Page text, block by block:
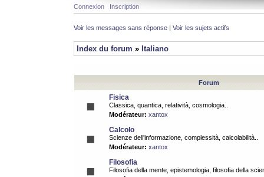
Connexion Inscription
Voir les messages sans réponse | Voir les sujets actifs
Index du forum » Italiano
Forum
Fisica
Classica, quantica, relatività, cosmologia..
Modérateur: xantox
Calcolo
Scienze dell'informazione, complessità, calcolabilità..
Modérateur: xantox
Filosofia
Filosofia della mente, epistemologia, filosofia della